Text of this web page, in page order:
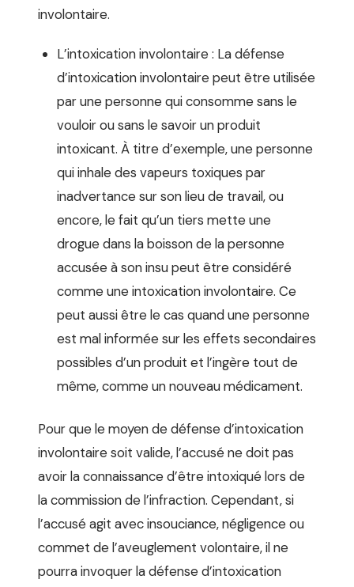
involontaire.
L’intoxication involontaire : La défense
d’intoxication involontaire peut être utilisée
par une personne qui consomme sans le
vouloir ou sans le savoir un produit
intoxicant. À titre d’exemple, une personne
qui inhale des vapeurs toxiques par
inadvertance sur son lieu de travail, ou
encore, le fait qu’un tiers mette une
drogue dans la boisson de la personne
accusée à son insu peut être considéré
comme une intoxication involontaire. Ce
peut aussi être le cas quand une personne
est mal informée sur les effets secondaires
possibles d’un produit et l’ingère tout de
même, comme un nouveau médicament.
Pour que le moyen de défense d’intoxication
involontaire soit valide, l’accusé ne doit pas
avoir la connaissance d’être intoxiqué lors de
la commission de l’infraction. Cependant, si
l’accusé agit avec insouciance, négligence ou
commet de l’aveuglement volontaire, il ne
pourra invoquer la défense d’intoxication